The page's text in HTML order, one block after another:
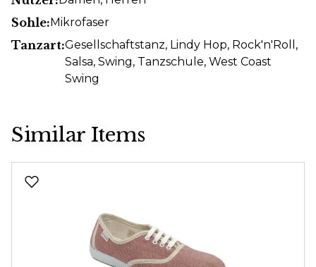
Sohle:Mikrofaser
Tanzart:Gesellschaftstanz, Lindy Hop, Rock'n'Roll ,
Salsa, Swing, Tanzschule, West Coast
Swing
Similar Items